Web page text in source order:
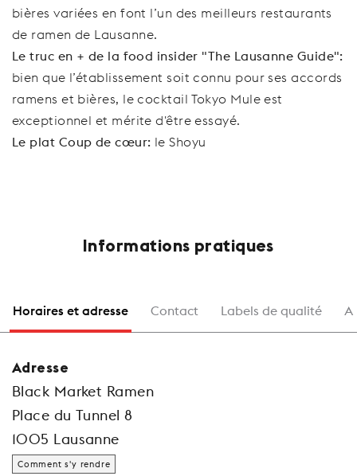
bières variées en font l’un des meilleurs restaurants
de ramen de Lausanne.
Le truc en + de la food insider "The Lausanne Guide":
bien que l’établissement soit connu pour ses accords
ramens et bières, le cocktail Tokyo Mule est
exceptionnel et mérite d'être essayé.
Le plat Coup de cœur: le Shoyu
Informations pratiques
Horaires et adresse Contact Labels de qualité A
Adresse
Black Market Ramen
Place du Tunnel 8
1005 Lausanne
Comment s'y rendre